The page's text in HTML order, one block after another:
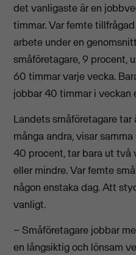
det vanligaste är en
timmar. Var femte
arbete under en
småföretagare, 9 procent,
60 timmar varje vecka.
jobbar 40 timmar i veckan
Landets småföretagare
många andra, visar
40 procent, tar bara ut två
eller mindre. Var femte
någon enstaka dag. Att
vanligt.
– Småföretagare jobbar
en långsiktig och lönsam